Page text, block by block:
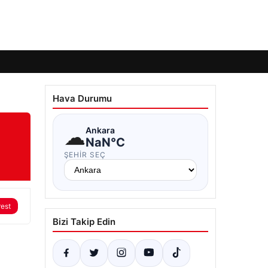
Hava Durumu
☁Ankara
NaN°C
ŞEHIR SEÇ
Bizi Takip Edin